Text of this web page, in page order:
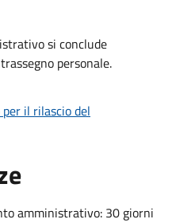
si conclude
personale.
il rilascio del
amministrativo: 30 giorni